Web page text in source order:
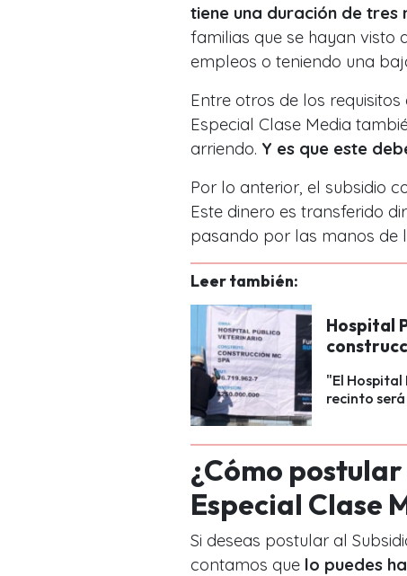
tiene una duración de tres
familias que se hayan visto
empleos o teniendo una
Entre otros de los
Especial Clase Media
arriendo. Y es que este
Por lo anterior, el subsidio
Este dinero es transferido
pasando por las manos de
Leer también:
Hospital
"El Hospital
recinto
¿Cómo
Especial Clase
Si deseas postular al
contamos que lo puedes